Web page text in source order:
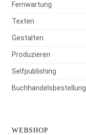
Fernwartung
Texten
Gestalten
Produzieren
Selfpublishing
WEBSHOP